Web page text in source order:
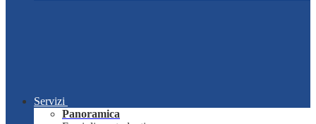
Servizi
Panoramica